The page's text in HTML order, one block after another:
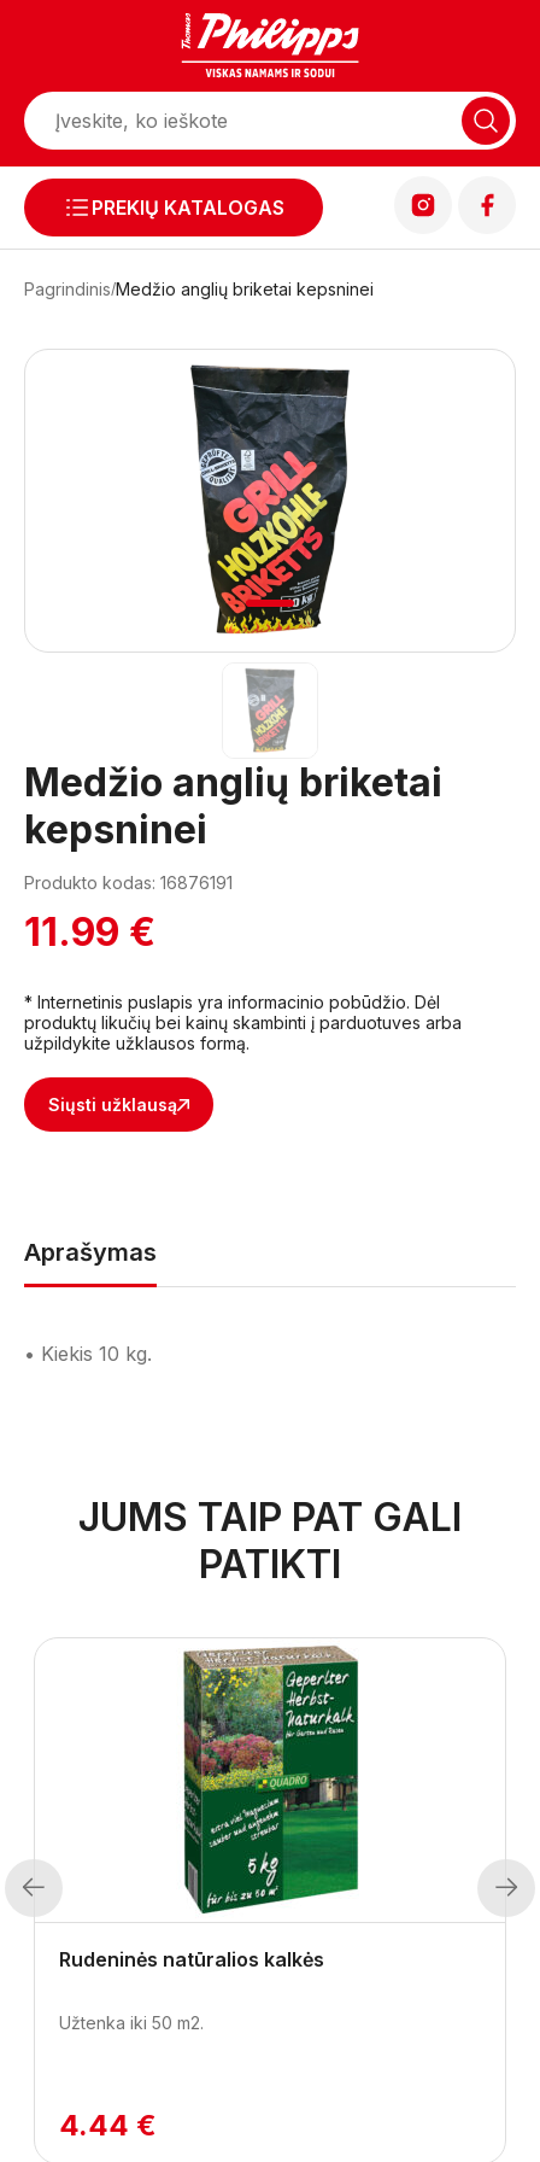
PREKIŲ KATALOGAS
Pagrindinis Medžio anglių briketai kepsninei
1
Medžio anglių briketai
kepsninei
Produkto kodas: 16876191
11.99 €
* Internetinis puslapis yra informacinio pobūdžio. Dėl
produktų likučių bei kainų skambinti į parduotuves arba
užpildykite užklausos formą.
Siųsti užklausą
Aprašymas
• Kiekis 10 kg.
JUMS TAIP PAT GALI
PATIKTI
Previous
Rudeninės natūralios kalkės
Užtenka iki 50 m2.
4.44 €
Next